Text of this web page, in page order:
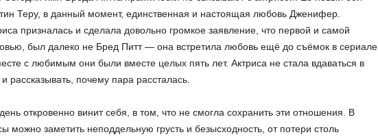
Теру, в данный момент, единственная и настоящая любовь Дженифер.
призналась и сделала довольно громкое заявление, что первой и самой
был далеко не Бред Питт — она встретила любовь ещё до съёмок в сериале
с любимым они были вместе целых пять лет. Актриса не стала вдаваться в
рассказывать, почему пара рассталась.
откровенно винит себя, в том, что не смогла сохранить эти отношения. В
можно заметить неподдельную грусть и безысходность, от потери столь